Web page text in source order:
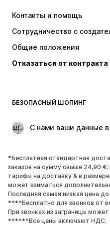
Куртки
Белье
Пальто
Поводы
ОБУВЬ
НОВИНКИ
Кроссовки и кеды
каблуках
Контакты и помощь
Сотрудничество с
Общие положения
Отказаться от контракта
БЕЗОПАСНЫЙ ШОПИНГ
С нами ваши данные в
*Бесплатная стандартная
заказов на сумму свыше 24,90
тарифы на доставку & в
может взиматься
Последняя самая низкая цена
****Бесплатно для звонков от
При звонках из заграницы
******Все цены включают НДС.